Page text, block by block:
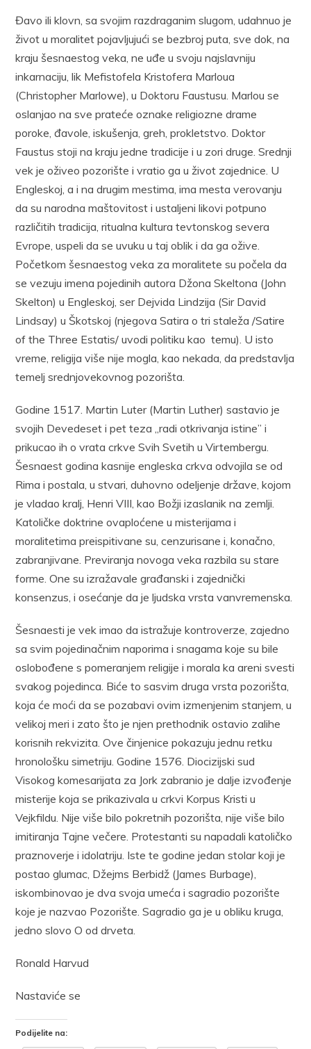
Đavo ili klovn, sa svojim razdraganim slugom, udahnuo je
život u moralitet pojavljujući se bezbroj puta, sve dok, na
kraju šesnaestog veka, ne uđe u svoju najslavniju
inkarnaciju, lik Mefistofela Kristofera Marloua
(Christopher Marlowe), u Doktoru Faustusu. Marlou se
oslanjao na sve prateće oznake religiozne drame
poroke, đavole, iskušenja, greh, prokletstvo. Doktor
Faustus stoji na kraju jedne tradicije i u zori druge. Srednji
vek je oživeo pozorište i vratio ga u život zajednice. U
Engleskoj, a i na drugim mestima, ima mesta verovanju
da su narodna maštovitost i ustaljeni likovi potpuno
različitih tradicija, ritualna kultura tevtonskog severa
Evrope, uspeli da se uvuku u taj oblik i da ga ožive.
Početkom šesnaestog veka za moralitete su počela da
se vezuju imena pojedinih autora Džona Skeltona (John
Skelton) u Engleskoj, ser Dejvida Lindzija (Sir David
Lindsay) u Škotskoj (njegova Satira o tri staleža /Satire
of the Three Estatis/ uvodi politiku kao temu). U isto
vreme, religija više nije mogla, kao nekada, da predstavlja
temelj srednjovekovnog pozorišta.
Godine 1517. Martin Luter (Martin Luther) sastavio je
svojih Devedeset i pet teza „radi otkrivanja istine” i
prikucao ih o vrata crkve Svih Svetih u Virtembergu.
Šesnaest godina kasnije engleska crkva odvojila se od
Rima i postala, u stvari, duhovno odeljenje države, kojom
je vladao kralj, Henri VIII, kao Božji izaslanik na zemlji.
Katoličke doktrine ovaploćene u misterijama i
moralitetima preispitivane su, cenzurisane i, konačno,
zabranjivane. Previranja novoga veka razbila su stare
forme. One su izražavale građanski i zajednički
konsenzus, i osećanje da je ljudska vrsta vanvremenska.
Šesnaesti je vek imao da istražuje kontroverze, zajedno
sa svim pojedinačnim naporima i snagama koje su bile
oslobođene s pomeranjem religije i morala ka areni svesti
svakog pojedinca. Biće to sasvim druga vrsta pozorišta,
koja će moći da se pozabavi ovim izmenjenim stanjem, u
velikoj meri i zato što je njen prethodnik ostavio zalihe
korisnih rekvizita. Ove činjenice pokazuju jednu retku
hronološku simetriju. Godine 1576. Diocizijski sud
Visokog komesarijata za Jork zabranio je dalje izvođenje
misterije koja se prikazivala u crkvi Korpus Kristi u
Vejkfildu. Nije više bilo pokretnih pozorišta, nije više bilo
imitiranja Tajne večere. Protestanti su napadali katoličko
praznoverje i idolatriju. Iste te godine jedan stolar koji je
postao glumac, Džejms Berbidž (James Burbage),
iskombinovao je dva svoja umeća i sagradio pozorište
koje je nazvao Pozorište. Sagradio ga je u obliku kruga,
jedno slovo O od drveta.
Ronald Harvud
Nastaviće se
Podijelite na: